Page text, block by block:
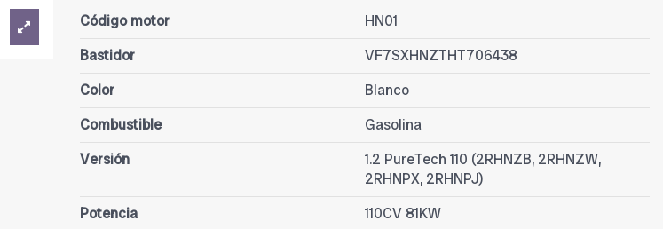
Código motor
HN01
Bastidor
VF7SXHNZTHT706438
Color
Blanco
Combustible
Gasolina
Versión
1.2 PureTech 110 (2RHNZB, 2RHNZW,
2RHNPX, 2RHNPJ)
Potencia
110CV 81KW